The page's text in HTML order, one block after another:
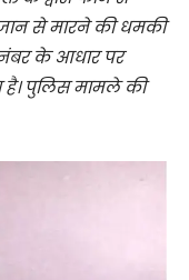
से मारने की धमकी
नंबर के आधार पर
है। पुलिस मामले की